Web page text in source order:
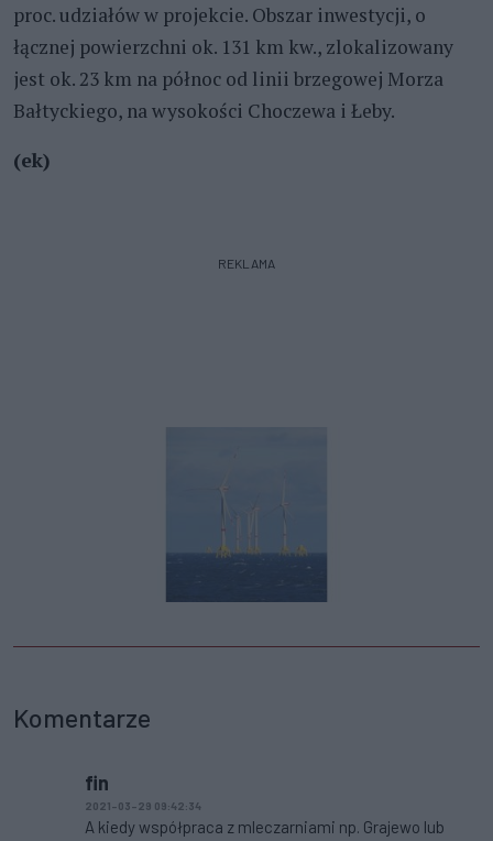
proc. udziałów w projekcie. Obszar inwestycji, o
łącznej powierzchni ok. 131 km kw., zlokalizowany
jest ok. 23 km na północ od linii brzegowej Morza
Bałtyckiego, na wysokości Choczewa i Łeby.
(ek)
REKLAMA
Komentarze
fin
2021-03-29 09:42:34
A kiedy współpraca z mleczarniami np. Grajewo lub